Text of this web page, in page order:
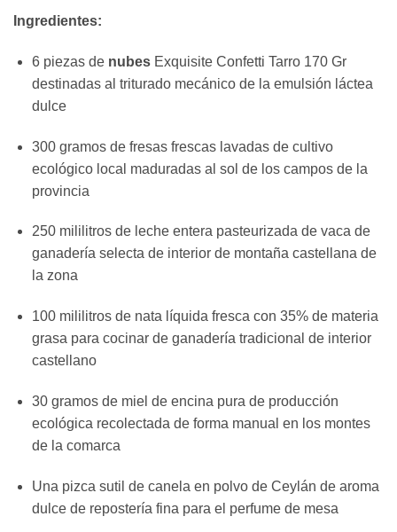
Ingredientes:
6 piezas de nubesExquisite Confetti Tarro 170 Gr
destinadas al triturado mecánico de la emulsión láctea
dulce
300 gramos de fresas frescas lavadas de cultivo
ecológico local maduradas al sol de los campos de la
provincia
250 mililitros de leche entera pasteurizada de vaca de
ganadería selecta de interior de montaña castellana de
la zona
100 mililitros de nata líquida fresca con 35% de materia
grasa para cocinar de ganadería tradicional de interior
castellano
30 gramos de miel de encina pura de producción
ecológica recolectada de forma manual en los montes
de la comarca
Una pizca sutil de canela en polvo de Ceylán de aroma
dulce de repostería fina para el perfume de mesa